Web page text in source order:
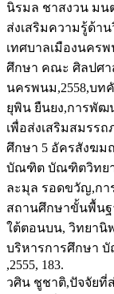
นิรมล ชาสงวน มน
ส่งเสริมความรู้ด้า
เทศบาลเมืองนคร
ศึกษา คณะ ศิลปศา
นครพนม,2558,บท
ยุพิน ยืนยง,การพัฒ
เพื่อส่งเสริมสมรร
ศึกษา 5 อัครสังฆม
บัณฑิต บัณฑิตวิทยา
ละมุล รอดขวัญ,ก
สถานศึกษาขั้นพื้นฐ
ใต้ตอนบน, วิทยา
บริหารการศึกษา
,2555, 183.
วศิน ชูชาติ,ปัจจัยที่